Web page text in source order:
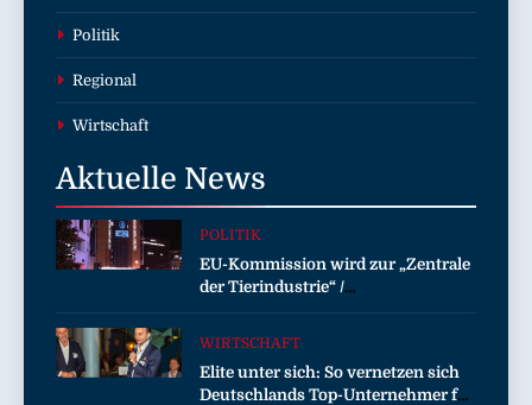
Politik
Regional
Wirtschaft
Aktuelle News
POLITIK
EU-Kommission wird zur „Zentrale
der Tierindustrie“ /
Tierschutzorganisation Animal
Brüssel die Nähe der EU-
Kommission zur Tierindustrie an
WIRTSCHAFT
Elite unter sich: So vernetzen sich
Deutschlands Top-Unternehmer für